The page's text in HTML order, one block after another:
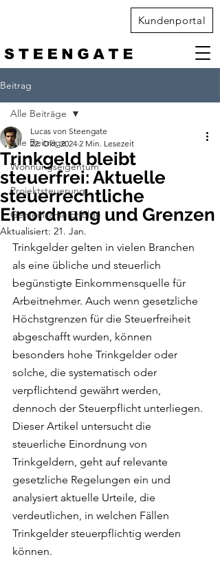
Kundenportal
Beitrag
Alle Beiträge
Wohnungseigentum
Projektsteuerung
Gemeinsame Erfolge
Alle Beiträge
Trinkgeld bleibt
steuerfrei: Aktuelle
steuerrechtliche
Einordnung und Grenzen
Lucas von Steengate
22. Okt. 2024 2 Min. Lesezeit
Aktualisiert: 21. Jan.
Trinkgelder gelten in vielen Branchen
als eine übliche und steuerlich
begünstigte Einkommensquelle für
Arbeitnehmer. Auch wenn gesetzliche
Höchstgrenzen für die Steuerfreiheit
abgeschafft wurden, können
besonders hohe Trinkgelder oder
solche, die systematisch oder
verpflichtend gewährt werden,
dennoch der Steuerpflicht unterliegen.
Dieser Artikel untersucht die
steuerliche Einordnung von
Trinkgeldern, geht auf relevante
gesetzliche Regelungen ein und
analysiert aktuelle Urteile, die
verdeutlichen, in welchen Fällen
Trinkgelder steuerpflichtig werden
können.